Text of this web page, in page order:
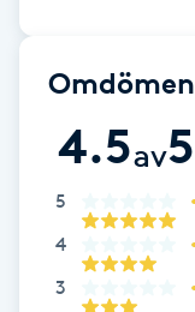
Diamantslipning
Enzympeeling
Extensions
Omdömen
4.5av5
5
4
3